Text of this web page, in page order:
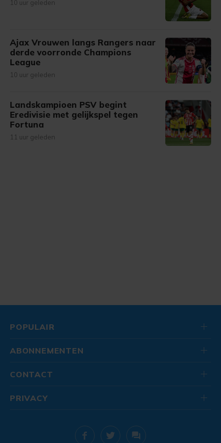
10 uur geleden
Ajax Vrouwen langs Rangers naar
derde voorronde Champions
League
10 uur geleden
Landskampioen PSV begint
Eredivisie met gelijkspel tegen
Fortuna
11 uur geleden
POPULAIR
ABONNEMENTEN
CONTACT
PRIVACY